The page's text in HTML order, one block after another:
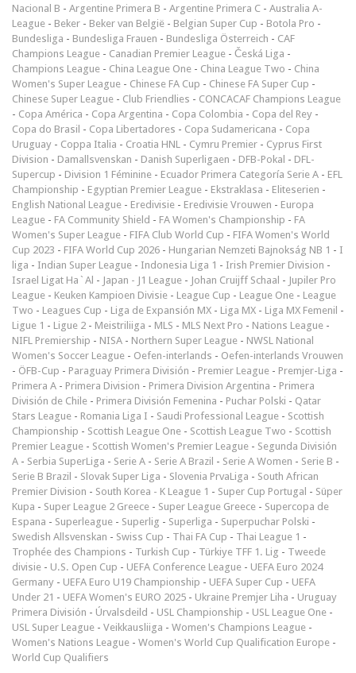
Nacional B - Argentine Primera B - Argentine Primera C - Australia A-
League - Beker - Beker van België - Belgian Super Cup - Botola Pro -
Bundesliga - Bundesliga Frauen - Bundesliga Österreich - CAF
Champions League - Canadian Premier League - Česká Liga -
Champions League - China League One - China League Two - China
Women's Super League - Chinese FA Cup - Chinese FA Super Cup -
Chinese Super League - Club Friendlies - CONCACAF Champions League
- Copa América - Copa Argentina - Copa Colombia - Copa del Rey -
Copa do Brasil - Copa Libertadores - Copa Sudamericana - Copa
Uruguay - Coppa Italia - Croatia HNL - Cymru Premier - Cyprus First
Division - Damallsvenskan - Danish Superligaen - DFB-Pokal - DFL-
Supercup - Division 1 Féminine - Ecuador Primera Categoría Serie A - EFL
Championship - Egyptian Premier League - Ekstraklasa - Eliteserien -
English National League - Eredivisie - Eredivisie Vrouwen - Europa
League - FA Community Shield - FA Women's Championship - FA
Women's Super League - FIFA Club World Cup - FIFA Women's World
Cup 2023 - FIFA World Cup 2026 - Hungarian Nemzeti Bajnokság NB 1 - I
liga - Indian Super League - Indonesia Liga 1 - Irish Premier Division -
Israel Ligat Ha`Al - Japan - J1 League - Johan Cruijff Schaal - Jupiler Pro
League - Keuken Kampioen Divisie - League Cup - League One - League
Two - Leagues Cup - Liga de Expansión MX - Liga MX - Liga MX Femenil -
Ligue 1 - Ligue 2 - Meistriliiga - MLS - MLS Next Pro - Nations League -
NIFL Premiership - NISA - Northern Super League - NWSL National
Women's Soccer League - Oefen-interlands - Oefen-interlands Vrouwen
- ÖFB-Cup - Paraguay Primera División - Premier League - Premjer-Liga -
Primera A - Primera Division - Primera Division Argentina - Primera
División de Chile - Primera División Femenina - Puchar Polski - Qatar
Stars League - Romania Liga I - Saudi Professional League - Scottish
Championship - Scottish League One - Scottish League Two - Scottish
Premier League - Scottish Women's Premier League - Segunda División
A - Serbia SuperLiga - Serie A - Serie A Brazil - Serie A Women - Serie B -
Serie B Brazil - Slovak Super Liga - Slovenia PrvaLiga - South African
Premier Division - South Korea - K League 1 - Super Cup Portugal - Süper
Kupa - Super League 2 Greece - Super League Greece - Supercopa de
Espana - Superleague - Superlig - Superliga - Superpuchar Polski -
Swedish Allsvenskan - Swiss Cup - Thai FA Cup - Thai League 1 -
Trophée des Champions - Turkish Cup - Türkiye TFF 1. Lig - Tweede
divisie - U.S. Open Cup - UEFA Conference League - UEFA Euro 2024
Germany - UEFA Euro U19 Championship - UEFA Super Cup - UEFA
Under 21 - UEFA Women's EURO 2025 - Ukraine Premjer Liha - Uruguay
Primera División - Úrvalsdeild - USL Championship - USL League One -
USL Super League - Veikkausliiga - Women's Champions League -
Women's Nations League - Women's World Cup Qualification Europe -
World Cup Qualifiers